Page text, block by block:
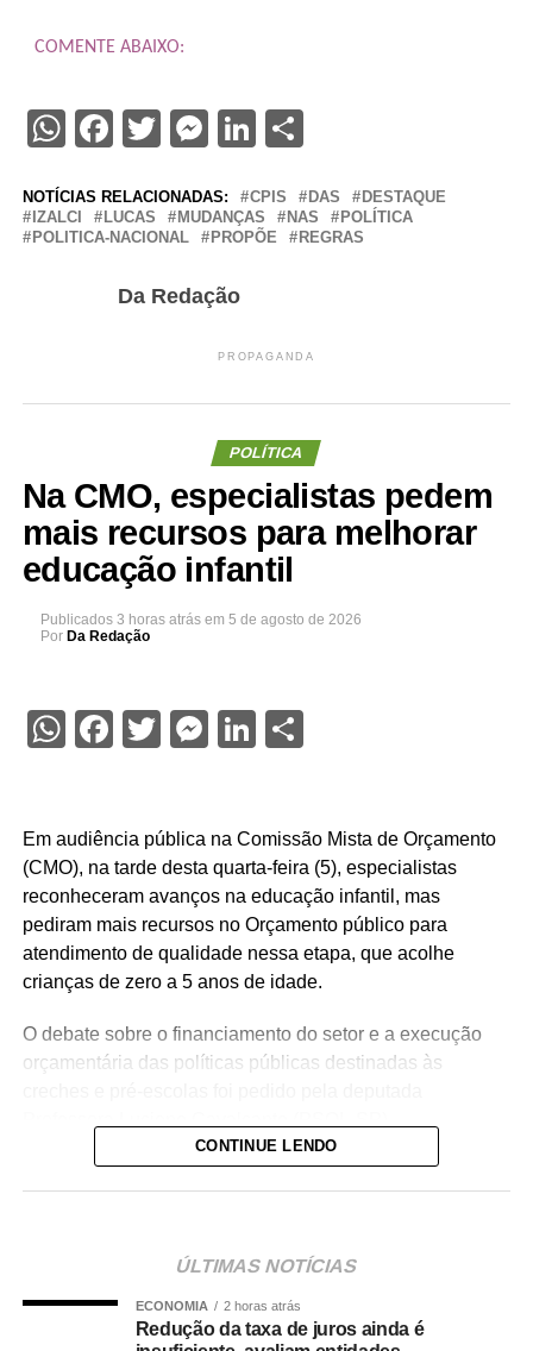
COMENTE ABAIXO:
WhatsApp
Facebook
Twitter
Messenger
LinkedIn
Share
NOTÍCIAS RELACIONADAS: CPIS DAS
DESTAQUE
IZALCI
LUCAS MUDANÇAS NAS
POLÍTICA
POLITICA-NACIONAL
PROPÕE REGRAS
Da Redação
PROPAGANDA
POLÍTICA
Na CMO, especialistas pedem
mais recursos para melhorar
educação infantil
Publicados 3 horas atrás em 5 de agosto de 2026
Por Da Redação
WhatsApp
Facebook
Twitter
Messenger
LinkedIn
Share
Em audiência pública na Comissão Mista de Orçamento
(CMO), na tarde desta quarta-feira (5), especialistas
reconheceram avanços na educação infantil, mas
pediram mais recursos no Orçamento público para
atendimento de qualidade nessa etapa, que acolhe
crianças de zero a 5 anos de idade.
O debate sobre o financiamento do setor e a execução
orçamentária das políticas públicas destinadas às
— Estamos aqui pensando e discutindo o Orçamento do
de acompanhamento e rastreio dos recursos públicos
O deputado estadual Carlos Giannazi (PSOL-SP), que
CONTINUE LENDO
ÚLTIMAS NOTÍCIAS
ECONOMIA 2 horas atrás
Redução da taxa de juros ainda é